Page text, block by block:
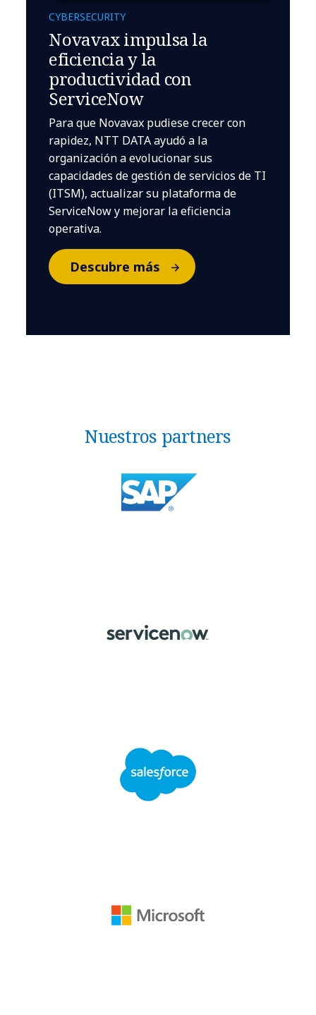
CYBERSECURITY
Novavax impulsa la
eficiencia y la
productividad con
ServiceNow
Para que Novavax pudiese crecer con
rapidez, NTT DATA ayudó a la
organización a evolucionar sus
capacidades de gestión de servicios de TI
(ITSM), actualizar su plataforma de
ServiceNow y mejorar la eficiencia
operativa.
Descubre más
Nuestros partners